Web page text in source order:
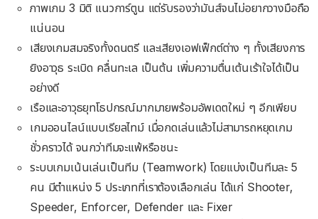
ภาพเกม 3 มิติ แนวการ์ตูน แต่รับรองว่ามันส์จนไม่อยากวางมือถือ
แน่นอน
เสียงเกมสมจริงทั้งดนตรี และเสียงเอฟเฟ็กต์ต่าง ๆ ทั้งเสียงการ
ยิงอาวุธ ระเบิด คลื่นทะเล เป็นต้น เพิ่มความตื่นเต้นเร้าใจได้เป็น
อย่างดี
เรือและอาวุธยุทโธปกรณ์มากมายพร้อมอัพเดตใหม่ ๆ อีกเพียบ
เกมออนไลน์แบบเรียลไทม์ เมื่อกดเล่นแล้วไม่สามารถหยุดเกม
ชั่วคราวได้ จนกว่าทีมจะแพ้หรือชนะ
ระบบเกมเน้นเล่นเป็นทีม (Teamwork) โดยแบ่งเป็นทีมละ 5
คน มีตำแหน่ง 5 ประเภทที่เราต้องเลือกเล่น ได้แก่ Shooter,
Speeder, Enforcer, Defender และ Fixer